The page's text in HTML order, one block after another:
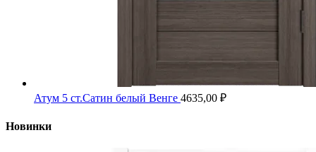
Атум 5 ст.Сатин белый Венге 4635,00 ₽
Новинки